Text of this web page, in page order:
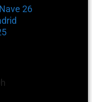
26